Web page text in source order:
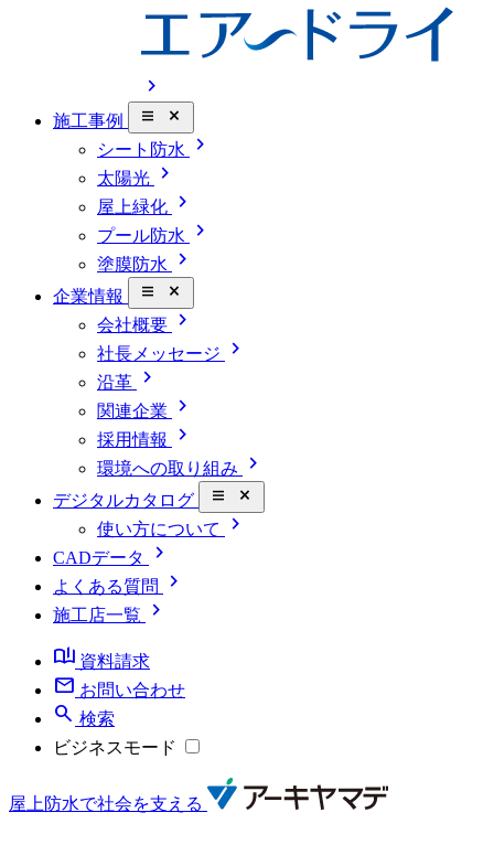
chevron_right
施工事例 close_small
シート防水 chevron_right
太陽光 chevron_right
屋上緑化 chevron_right
プール防水 chevron_right
塗膜防水 chevron_right
企業情報 close_small
会社概要 chevron_right
社長メッセージ chevron_right
沿革 chevron_right
関連企業 chevron_right
採用情報 chevron_right
環境への取り組み chevron_right
デジタルカタログ close_small
使い方について chevron_right
CADデータ chevron_right
よくある質問 chevron_right
施工店一覧
chevron_right
book_ribbon 資料請求
mail お問い合わせ
search 検索
ビジネスモード
屋上防水で社会を支える